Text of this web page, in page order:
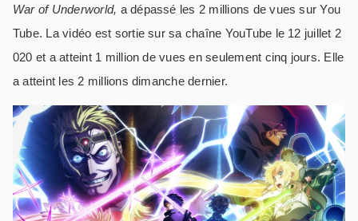
War of Underworld, a dépassé les 2 millions de vues sur You
Tube. La vidéo est sortie sur sa chaîne YouTube le 12 juillet 2
020 et a atteint 1 million de vues en seulement cinq jours. Elle
a atteint les 2 millions dimanche dernier.